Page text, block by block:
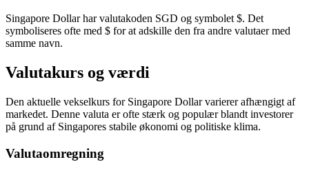
Singapore Dollar har valutakoden SGD og symbolet $. Det
symboliseres ofte med $ for at adskille den fra andre valutaer med
samme navn.
Valutakurs og værdi
Den aktuelle vekselkurs for Singapore Dollar varierer afhængigt af
markedet. Denne valuta er ofte stærk og populær blandt investorer
på grund af Singapores stabile økonomi og politiske klima.
Valutaomregning